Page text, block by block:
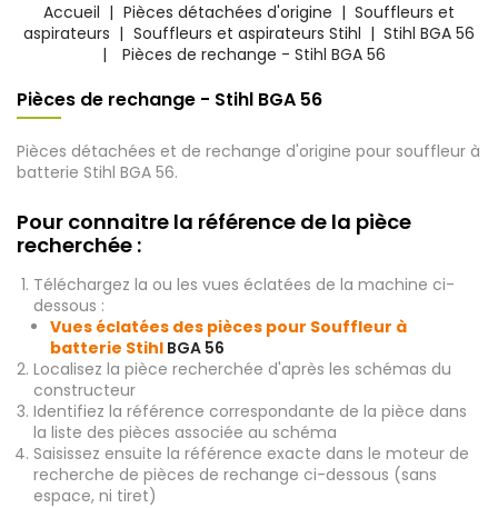
Accueil Pièces détachées d'origine
Souffleurs et
aspirateurs
Souffleurs et aspirateurs Stihl
Stihl BGA 56
Pièces de rechange - Stihl BGA 56
Pièces de rechange - Stihl BGA 56
Pièces détachées et de rechange d'origine pour souffleur à
batterie Stihl BGA 56.
Pour connaitre la référence de la pièce
recherchée :
Téléchargez la ou les vues éclatées de la machine ci-
dessous :
Vues éclatées des pièces pour Souffleur à
batterie Stihl BGA 56
Localisez la pièce recherchée d'après les schémas du
constructeur
Identifiez la référence correspondante de la pièce dans
la liste des pièces associée au schéma
Saisissez ensuite la référence exacte dans le moteur de
recherche de pièces de rechange ci-dessous (sans
espace, ni tiret)